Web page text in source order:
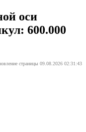
оси
600.000
страницы 09.08.2026 02:31:43